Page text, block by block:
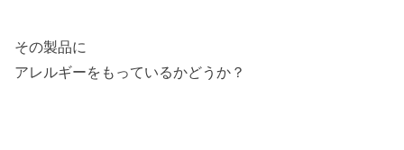
その製品に
アレルギーをもっているかどうか？